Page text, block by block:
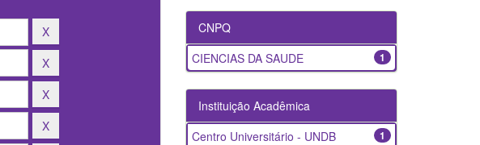
CNPQ
1
CIENCIAS DA SAUDE
Instituição Acadêmica
1
Centro Universitário - UNDB